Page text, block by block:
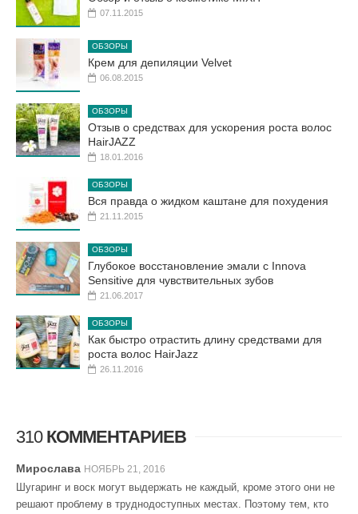
07.11.2015
ОБЗОРЫ
Крем для депиляции Velvet
06.08.2015
ОБЗОРЫ
Отзыв о средствах для ускорения роста волос
HairJAZZ
18.01.2016
ОБЗОРЫ
Вся правда о жидком каштане для похудения
21.11.2015
ОБЗОРЫ
Глубокое восстановление эмали с Innova
Sensitive для чувствительных зубов
21.06.2017
ОБЗОРЫ
Как быстро отрастить длину средствами для
роста волос HairJazz
26.11.2016
310 КОММЕНТАРИЕВ
Мирослава НОЯБРЬ 21, 2016
Шугаринг и воск могут выдержать не каждый, кроме этого они не
решают проблему в труднодоступных местах. Поэтому тем, кто